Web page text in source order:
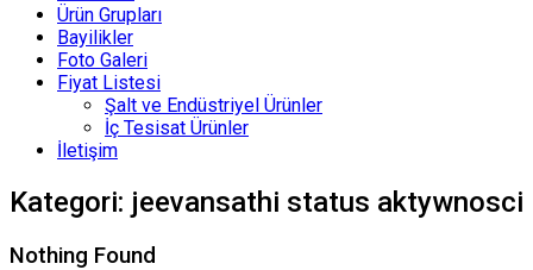
Ürün Grupları
Bayilikler
Foto Galeri
Fiyat Listesi
Şalt ve Endüstriyel Ürünler
İç Tesisat Ürünler
İletişim
Kategori: jeevansathi status aktywnosci
Nothing Found